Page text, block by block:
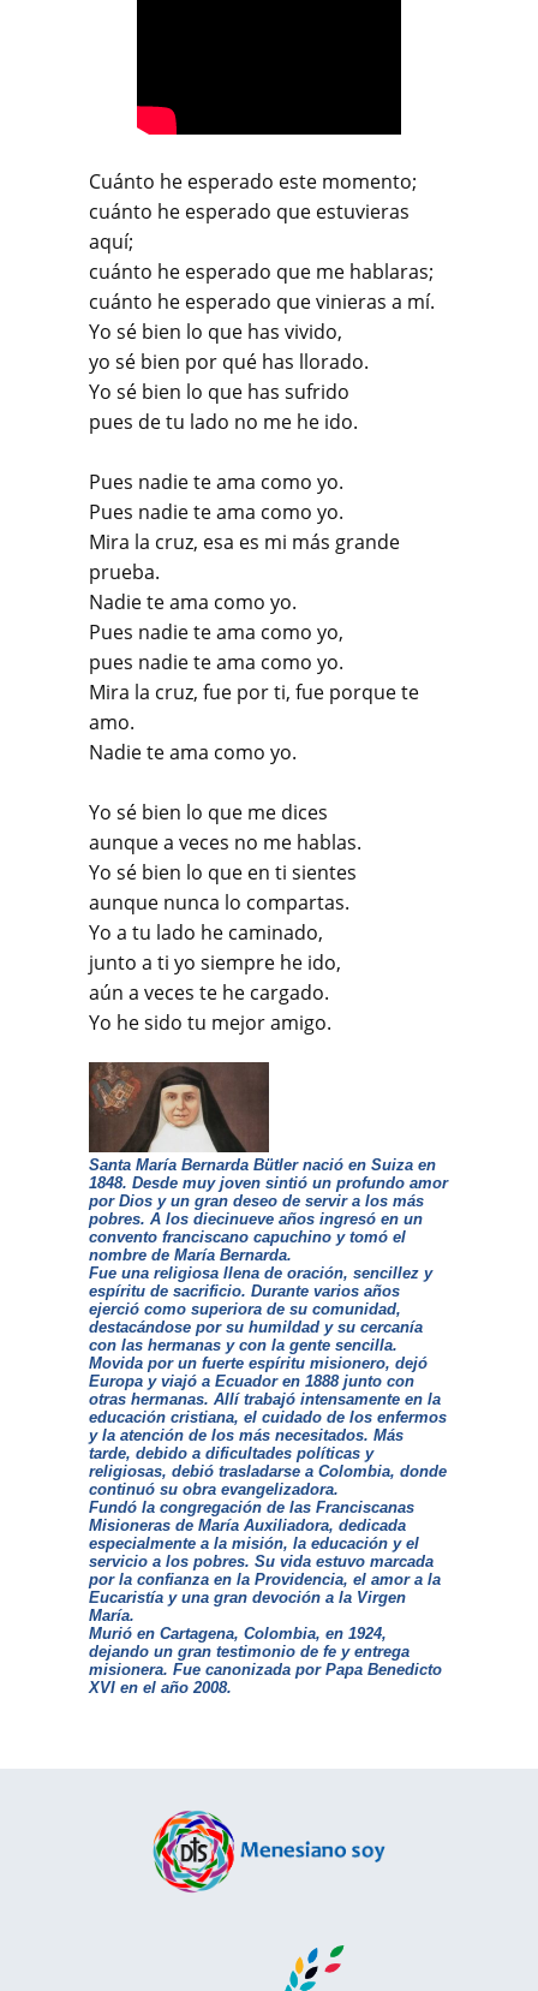
Cuánto he esperado este momento;
cuánto he esperado que estuvieras
aquí;
cuánto he esperado que me hablaras;
cuánto he esperado que vinieras a mí.
Yo sé bien lo que has vivido,
yo sé bien por qué has llorado.
Yo sé bien lo que has sufrido
pues de tu lado no me he ido.
Pues nadie te ama como yo.
Pues nadie te ama como yo.
Mira la cruz, esa es mi más grande
prueba.
Nadie te ama como yo.
Pues nadie te ama como yo,
pues nadie te ama como yo.
Mira la cruz, fue por ti, fue porque te
amo.
Nadie te ama como yo.
Yo sé bien lo que me dices
aunque a veces no me hablas.
Yo sé bien lo que en ti sientes
aunque nunca lo compartas.
Yo a tu lado he caminado,
junto a ti yo siempre he ido,
aún a veces te he cargado.
Yo he sido tu mejor amigo.
Santa María Bernarda Bütler nació en Suiza en
1848. Desde muy joven sintió un profundo amor
por Dios y un gran deseo de servir a los más
pobres. A los diecinueve años ingresó en un
convento franciscano capuchino y tomó el
nombre de María Bernarda.
Fue una religiosa llena de oración, sencillez y
espíritu de sacrificio. Durante varios años
ejerció como superiora de su comunidad,
destacándose por su humildad y su cercanía
con las hermanas y con la gente sencilla.
Movida por un fuerte espíritu misionero, dejó
Europa y viajó a Ecuador en 1888 junto con
otras hermanas. Allí trabajó intensamente en la
educación cristiana, el cuidado de los enfermos
y la atención de los más necesitados. Más
tarde, debido a dificultades políticas y
religiosas, debió trasladarse a Colombia, donde
continuó su obra evangelizadora.
Fundó la congregación de las Franciscanas
Misioneras de María Auxiliadora, dedicada
especialmente a la misión, la educación y el
servicio a los pobres. Su vida estuvo marcada
por la confianza en la Providencia, el amor a la
Eucaristía y una gran devoción a la Virgen
María.
Murió en Cartagena, Colombia, en 1924,
dejando un gran testimonio de fe y entrega
misionera. Fue canonizada por Papa Benedicto
XVI en el año 2008.